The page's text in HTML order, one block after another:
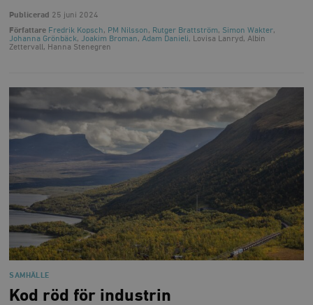
Publicerad 25 juni 2024
Författare Fredrik Kopsch, PM Nilsson, Rutger Brattström, Simon Wakter,
Johanna Grönbäck, Joakim Broman,Adam Danieli, Lovisa Lanryd, Albin
Zettervall, Hanna Stenegren
SAMHÄLLE
Kod röd för industrin